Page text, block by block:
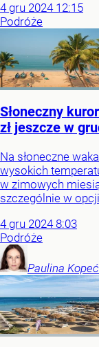
4 gru 2024 12:15
Podróże
Słoneczny
zł jeszcze w
Na słoneczne
wysokich
w zimowych
szczególnie w
4 gru 2024 8:03
Podróże
Paulina Kopeć